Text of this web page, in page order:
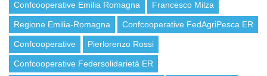
Confcooperative Emilia Romagna Francesco Milza
Regione Emilia-Romagna Confcooperative FedAgriPesca ER
Confcooperative Pierlorenzo Rossi
Confcooperative Federsolidarietà ER